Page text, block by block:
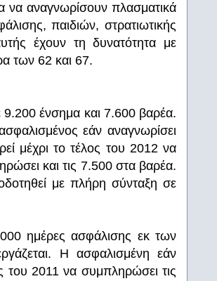
να αναγνωρίσουν πλασματικά
παιδιών, στρατιωτικής
έχουν τη δυνατότητα με
των 62 και 67.
ένσημα και 7.600 βαρέα.
εάν αναγνωρίσει
μέχρι το τέλος του 2012 να
και τις 7.500 στα βαρέα.
με πλήρη σύνταξη σε
ημέρες ασφάλισης εκ των
Η ασφαλισμένη εάν
του 2011 να συμπληρώσει τις